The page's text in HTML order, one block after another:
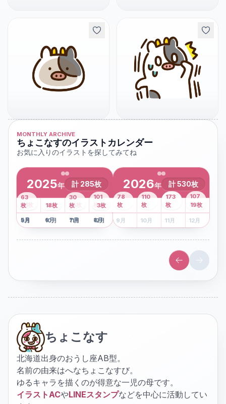
MONTHLY ARCHIVE
ちょこなすのイラストカレンダー
お気に入りのイラストを探してみてね
2025年 計 285枚
1月
2枚 2月 3月 4月
8枚
5月
41 枚
6月
13枚
7月
6枚
8月
101
枚
9月
63
枚
10月
18枚
11月
30
枚
12月
3枚
2026年 計530枚
1月 2月 3月
43
枚
4月
107
枚
5 月
78
枚
6月
110
枚
7月
173
枚
8月
19枚
9 月 10月 11月 12月
ちょこなす
北海道出身のおうし座AB型。
名前の由来はへなちょこなすび。
ゆるキャラを描くのが得意な一児の母です。
イラストACやLINEスタンプなどを中心に活動してい